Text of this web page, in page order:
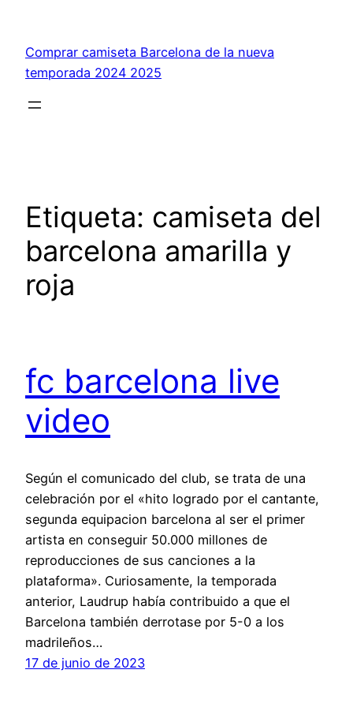
contenido
Comprar camiseta Barcelona de la nueva
temporada 2024 2025
Etiqueta: camiseta del
barcelona amarilla y
roja
fc barcelona live
video
Según el comunicado del club, se trata de una
celebración por el «hito logrado por el cantante,
segunda equipacion barcelona al ser el primer
artista en conseguir 50.000 millones de
reproducciones de sus canciones a la
plataforma». Curiosamente, la temporada
anterior, Laudrup había contribuido a que el
Barcelona también derrotase por 5-0 a los
madrileños…
17 de junio de 2023